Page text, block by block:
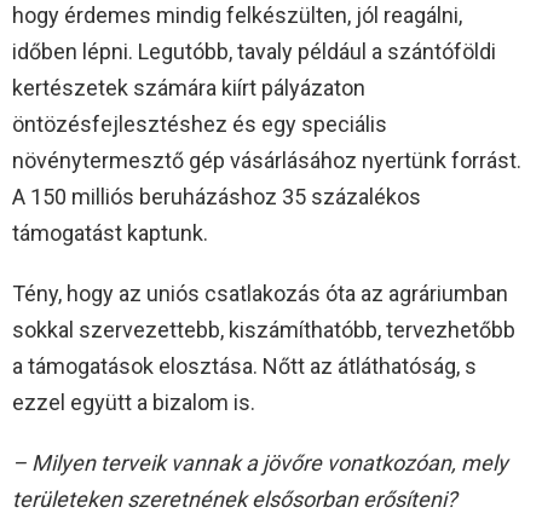
hogy érdemes mindig felkészülten, jól reagálni,
időben lépni. Legutóbb, tavaly például a szántóföldi
kertészetek számára kiírt pályázaton
öntözésfejlesztéshez és egy speciális
növénytermesztő gép vásárlásához nyertünk forrást.
A 150 milliós beruházáshoz 35 százalékos
támogatást kaptunk.
Tény, hogy az uniós csatlakozás óta az agráriumban
sokkal szervezettebb, kiszámíthatóbb, tervezhetőbb
a támogatások elosztása. Nőtt az átláthatóság, s
ezzel együtt a bizalom is.
– Milyen terveik vannak a jövőre vonatkozóan, mely
területeken szeretnének elsősorban erősíteni?